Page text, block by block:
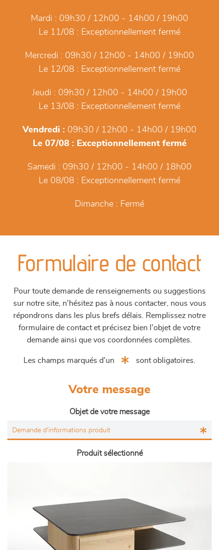
Mardi : 09h30 / 12h00 - 14h00 / 19h00
Le 11/08 : Exceptionnellement fermé
Mercredi : 09h30 / 12h00 - 14h00 / 19h00
Le 12/08 : Exceptionnellement fermé
Jeudi : 09h30 / 12h00 - 14h00 / 19h00
Le 13/08 : Exceptionnellement fermé
Vendredi : 09h30 / 12h00 - 14h00 / 19h00
Le 07/08 : Exceptionnellement fermé
Samedi : 09h30 / 12h00 - 14h00 / 18h00
Le 08/08 : Exceptionnellement fermé
Dimanche : Fermé
Formulaire de contact
Pour toute demande de renseignements ou suggestions
sur notre site, n'hésitez pas à nous contacter, nous vous
répondrons dans les plus brefs délais. Remplissez notre
formulaire de contact et précisez bien l'objet de votre
demande ainsi que vos coordonnées complètes.
Les champs marqués d'un sont obligatoires.
Votre message
Objet de votre message
Produit sélectionné